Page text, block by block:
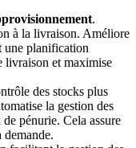
.
à la livraison. Améliore
une planification
livraison et maximise
des stocks plus
la gestion des
pénurie. Cela assure